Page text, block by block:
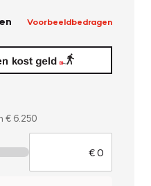
Voorbeeldbedragen
€ 6.250